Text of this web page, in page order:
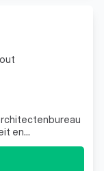
en
het ontwerpen
als